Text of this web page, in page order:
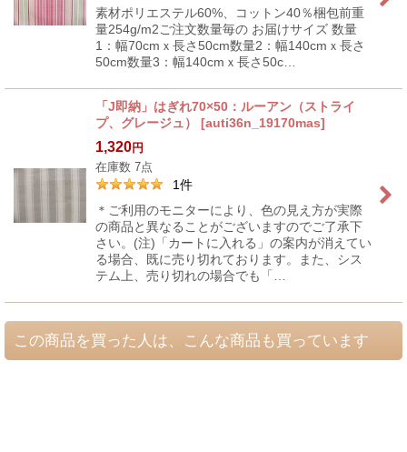
素材ポリエステル60%、コットン40％梱包前重
量254g/m2ご注文数量毎の お届けサイズ 数量
1：幅70cmｘ長さ50cm数量2：幅140cmｘ長さ
50cm数量3：幅140cmｘ長さ50c…
「J即納」はぎれ70×50：ルーアン（ストライ
プ、グレージュ）
[auti36n_19170mas]
1,320円
在庫数 7点
1件
＊ご利用のモニターにより、色の見え方が実際
の商品と異なることがございますのでご了承下
さい。(注)「カートに入れる」の案内が消えてい
る場合、既に売り切れております。また、シス
テム上、売り切れの場合でも「…
この商品を買った人は、こんな商品も買っています